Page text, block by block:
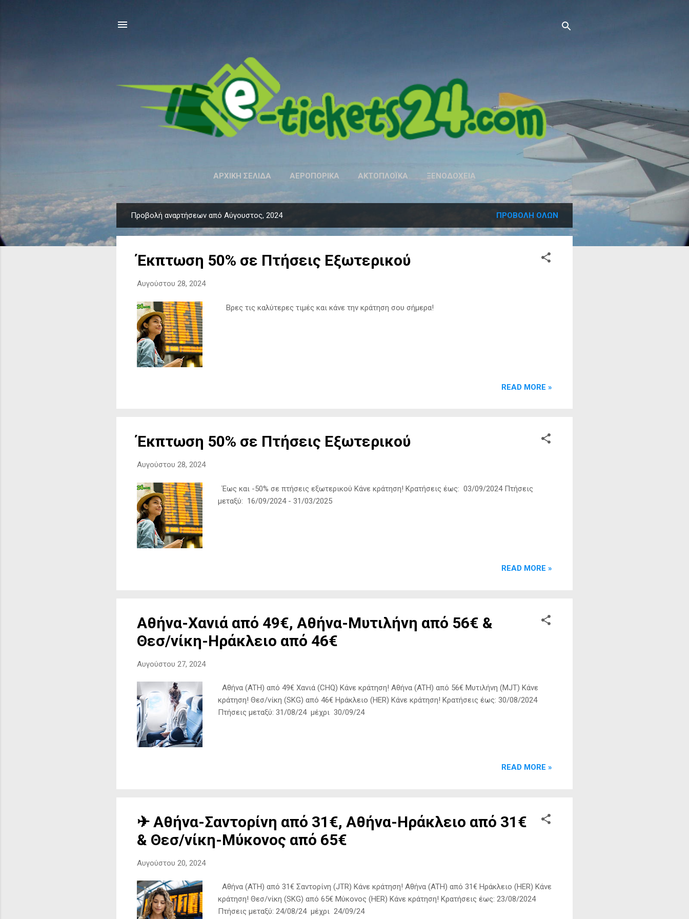
ΑΡΧΙΚΉ ΣΕΛΊΔΑ ΑΕΡΟΠΟΡΙΚΑ ΑΚΤΟΠΛΟΪΚΑ ΞΕΝΟΔΟΧΕΙΑ
ν
Προβολή αναρτήσεων από Αύγουστος, 2024 ΠΡΟΒΟΛΉ ΌΛΩΝ
Έκπτωση 50% σε Πτήσεις Εξωτερικού
Αυγούστου 28, 2024
Βρες τις καλύτερες τιμές και κάνε την κράτηση σου σήμερα!
READ MORE »
Έκπτωση 50% σε Πτήσεις Εξωτερικού
Αυγούστου 28, 2024
Έως και -50% σε πτήσεις εξωτερικού Kάνε κράτηση! Κρατήσεις έως: 03/09/2024 Πτήσεις
μεταξύ: 16/09/2024 - 31/03/2025
READ MORE »
Αθήνα-Χανιά από 49€, Αθήνα-Μυτιλήνη από 56€ &
Θεσ/νίκη-Ηράκλειο από 46€
Αυγούστου 27, 2024
Αθήνα (ATH) από 49€ Χανιά (CHQ) Kάνε κράτηση! Αθήνα (ATH) από 56€ Μυτιλήνη (MJT) Kάνε
κράτηση! Θεσ/νίκη (SKG) από 46€ Ηράκλειο (HER) Kάνε κράτηση! Κρατήσεις έως: 30/08/2024
Πτήσεις μεταξύ: 31/08/24 μέχρι 30/09/24
READ MORE »
✈ Αθήνα-Σαντορίνη από 31€, Αθήνα-Ηράκλειο από 31€
& Θεσ/νίκη-Μύκονος από 65€
Αυγούστου 20, 2024
Αθήνα (ATH) από 31€ Σαντορίνη (JTR) Kάνε κράτηση! Αθήνα (ATH) από 31€ Ηράκλειο (HER) Kάνε
κράτηση! Θεσ/νίκη (SKG) από 65€ Μύκονος (HER) Kάνε κράτηση! Κρατήσεις έως: 23/08/2024
Πτήσεις μεταξύ: 24/08/24 μέχρι 24/09/24